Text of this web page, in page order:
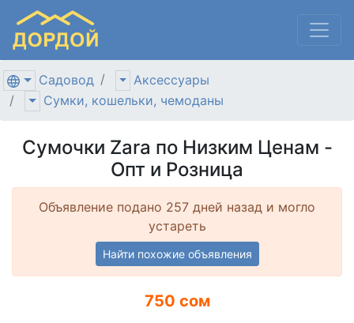
Садовод
Аксессуары
Сумки, кошельки, чемоданы
Сумочки Zara по Низким Ценам -
Опт и Розница
Объявление подано 257 дней назад и могло
устареть
Найти похожие объявления
750 сом